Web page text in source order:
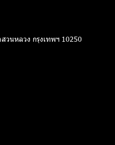
วนหลวง กรุงเทพฯ 10250